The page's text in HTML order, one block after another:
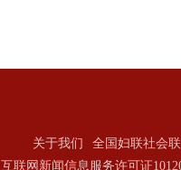
关于我们
全国妇联社会
互联网新闻信息服务许可证